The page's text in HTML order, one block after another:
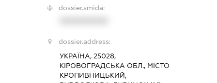
dossier.smida:
dossier.address:
УКРАЇНА, 25028,
КІРОВОГРАДСЬКА ОБЛ., МІСТО
КРОПИВНИЦЬКИЙ,